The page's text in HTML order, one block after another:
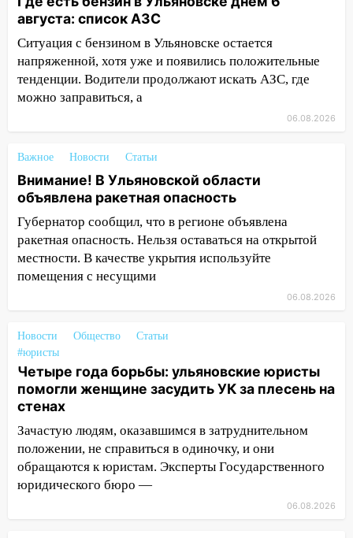
Ульяновской области перевозчик
провернул хитрую схему с чужими
проездными
12:10 Ульяновский алиментщик накопил
120 тысяч долга
области
11:30 Кабмин РФ разрешил до 1 июля
2027 года импорт, выпуск и обращение
бензина Евро 2, Евро 3, Евро 4
11:12 Соцсети: на Рябикова автомобиль
врезался в забор
Где есть бензин в Ульяновске
10:16
объявлена ракетная опасность
10:00
В Старомайнском районе утонул
51-летний мужчина
09:50 В Ульяновске черный коршун
застрял в тепловозе
09:44 Ульяновские спасатели помогли
августа: список АЗС
Ситуация с бензином в Ульяновске остается
напряженной, хотя уже и появились положительные
тенденции. Водители продолжают искать АЗС, где
можно заправиться, а
06.08.2026
Важное Новости Статьи
Внимание! В Ульяновской области
объявлена ракетная опасность
Губернатор сообщил, что в регионе объявлена
ракетная опасность. Нельзя оставаться на открытой
местности. В качестве укрытия используйте
помещения с несущими
06.08.2026
Новости Общество
Статьи
#юристы
Четыре года борьбы: ульяновские юристы
помогли женщине засудить УК за плесень на
стенах
Зачастую людям, оказавшимся в затруднительном
положении, не справиться в одиночку, и они
обращаются к юристам. Эксперты Государственного
юридического бюро —
06.08.2026